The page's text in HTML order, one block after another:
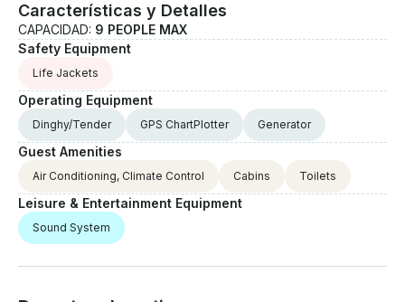
Características y Detalles
CAPACIDAD: 9 PEOPLE MAX
Safety Equipment
Life Jackets
Operating Equipment
Dinghy/Tender GPS ChartPlotter Generator
Guest Amenities
Air Conditioning, Climate Control Cabins Toilets
Leisure & Entertainment Equipment
Sound System